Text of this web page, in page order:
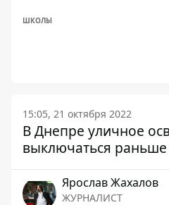
ШКОЛЫ
15:05, 21 октября 2022
В Днепре уличное
выключаться раньше
Ярослав Жахалов
ЖУРНАЛИСТ